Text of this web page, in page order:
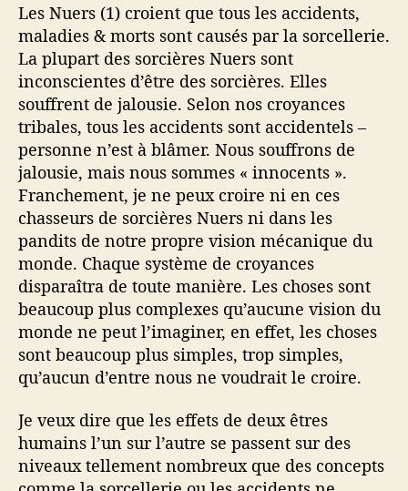
Les Nuers (1) croient que tous les accidents,
maladies & morts sont causés par la sorcellerie.
La plupart des sorcières Nuers sont
inconscientes d’être des sorcières. Elles
souffrent de jalousie. Selon nos croyances
tribales, tous les accidents sont accidentels –
personne n’est à blâmer. Nous souffrons de
jalousie, mais nous sommes « innocents ».
Franchement, je ne peux croire ni en ces
chasseurs de sorcières Nuers ni dans les
pandits de notre propre vision mécanique du
monde. Chaque système de croyances
disparaîtra de toute manière. Les choses sont
beaucoup plus complexes qu’aucune vision du
monde ne peut l’imaginer, en effet, les choses
sont beaucoup plus simples, trop simples,
qu’aucun d’entre nous ne voudrait le croire.
Je veux dire que les effets de deux êtres
humains l’un sur l’autre se passent sur des
niveaux tellement nombreux que des concepts